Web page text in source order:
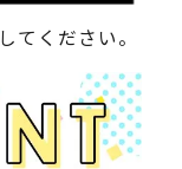
してください。